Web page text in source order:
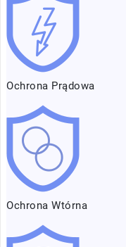
Ochrona Prądowa
Ochrona Wtórna